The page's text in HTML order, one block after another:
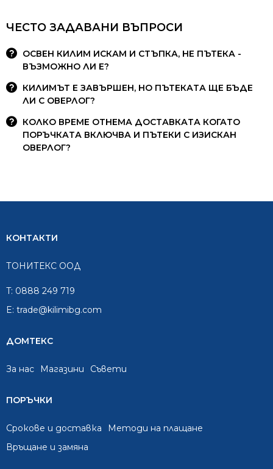
ЧЕСТО ЗАДАВАНИ ВЪПРОСИ
ОСВЕН КИЛИМ ИСКАМ И СТЪПКА, НЕ ПЪТЕКА -
ВЪЗМОЖНО ЛИ Е?
КИЛИМЪТ Е ЗАВЪРШЕН, НО ПЪТЕКАТА ЩЕ БЪДЕ
ЛИ С ОВЕРЛОГ?
КОЛКО ВРЕМЕ ОТНЕМА ДОСТАВКАТА КОГАТО
ПОРЪЧКАТА ВКЛЮЧВА И ПЪТЕКИ С ИЗИСКАН
ОВЕРЛОГ?
КОНТАКТИ
ТОНИТЕКС ООД
T: 0888 249 719
E: trade@kilimibg.com
ДОМТЕКС
За нас Mагазини Съвети
ПОРЪЧКИ
Срокове и доставка
Методи на плащане
Връщане и замяна